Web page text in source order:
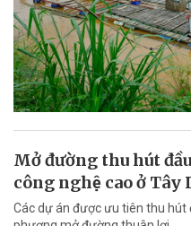
Mở đường thu hút
công nghệ cao ở Tây
Các dự án được ưu tiên thu